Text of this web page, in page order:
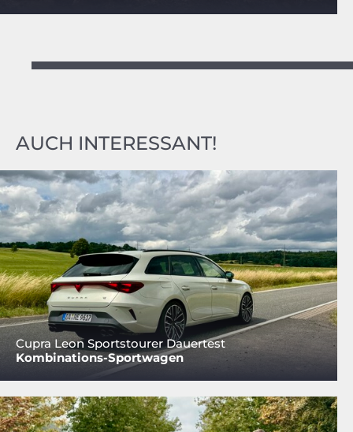
AUCH INTERESSANT!
Cupra Leon Sportstourer Dauertest
Kombinations-Sportwagen